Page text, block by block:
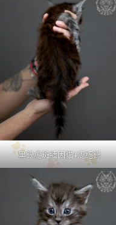
黑銀虎斑緬因貓4周紀錄